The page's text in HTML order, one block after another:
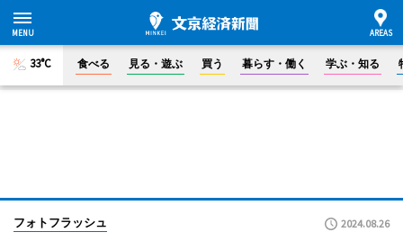
33°C 食べる 見る・遊ぶ 買う 暮らす・働く 学ぶ・知る
フォトフラッシュ 2024.08.26